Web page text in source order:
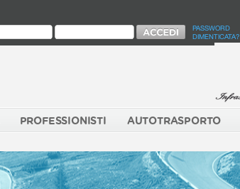
PASSWORD
DIMENTICATA?
PROFESSIONISTI AUTOTRASPORTO